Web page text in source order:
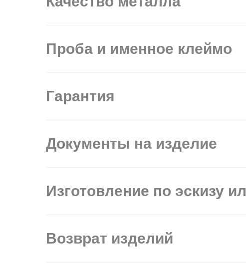
Проба и именное клеймо
Гарантия
Документы на изделие
Изготовление по эскизу
Возврат изделий